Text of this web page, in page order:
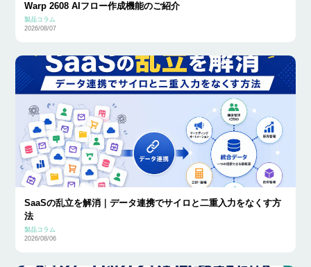
Warp 2608 AIフロー作成機能のご紹介
製品コラム
2026/08/07
SaaSの乱立を解消｜データ連携でサイロと二重入力をなくす方
法
製品コラム
2026/08/06